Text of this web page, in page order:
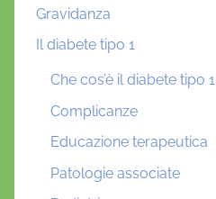
Gravidanza
Il diabete tipo 1
Che cos’è il diabete tipo 1
Complicanze
Educazione terapeutica
Patologie associate